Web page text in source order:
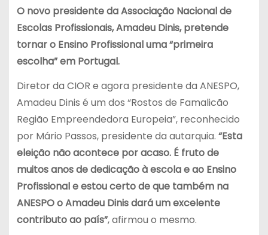
O novo presidente da Associação Nacional de
Escolas Profissionais, Amadeu Dinis, pretende
tornar o Ensino Profissional uma “primeira
escolha” em Portugal.
Diretor da CIOR e agora presidente da ANESPO,
Amadeu Dinis é um dos “Rostos de Famalicão
Região Empreendedora Europeia”, reconhecido
por Mário Passos, presidente da autarquia. “Esta
eleição não acontece por acaso. É fruto de
muitos anos de dedicação à escola e ao Ensino
Profissional e estou certo de que também na
ANESPO o Amadeu Dinis dará um excelente
contributo ao país”, afirmou o mesmo.